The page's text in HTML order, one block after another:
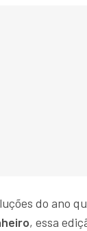
do ano
, essa